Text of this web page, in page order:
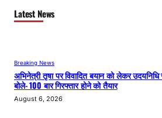
Latest News
Breaking News
अभिनेत्री तृषा पर विवादित बयान को लेकर उदयनिधि
बोले- 100 बार गिरफ्तार होने को तैयार
August 6, 2026